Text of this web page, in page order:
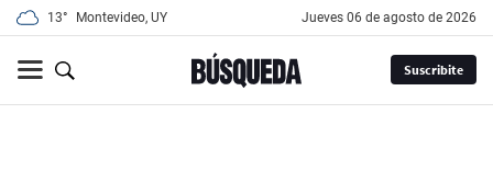
13° Montevideo, UY jueves 06 de agosto de 2026
Suscribite